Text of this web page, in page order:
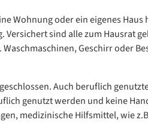
Wohnung oder ein eigenes
sind alle zum Hausrat
Geschirr oder
Auch beruflich
genutzt werden und keine
medizinische Hilfsmittel, wie